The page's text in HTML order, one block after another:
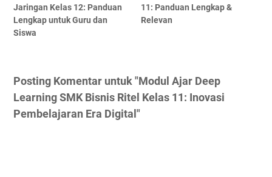
Jaringan Kelas 12: Panduan
Lengkap untuk Guru dan
Siswa
11: Panduan Lengkap &
Relevan
Posting Komentar untuk "Modul Ajar Deep
Learning SMK Bisnis Ritel Kelas 11: Inovasi
Pembelajaran Era Digital"